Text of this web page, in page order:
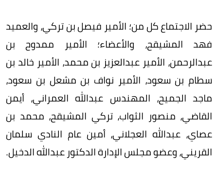
حضر الاجتماع كل من؛ الأمير فيصل بن تركي، والعميد
فهد المشيقح، والأعضاء؛ الأمير ممدوح بن
عبدالرحمن، الأمير عبدالعزيز بن محمد، الأمير خالد بن
سطام بن سعود، الأمير نواف بن مشعل بن سعود،
ماجد الجميح، المهندس عبدالله العمراني، أيمن
القاضي، منصور الثواب، تركي المشيقح، محمد بن
عصاي، عبدالله العجلاني، أمين عام النادي سلمان
القريني، وعضو مجلس الإدارة الدكتور عبدالله الدخيل.